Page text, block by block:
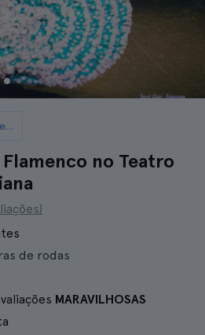
Os 10 melhores espetáculos de flamenco em Sevilha
no Teatro
de rodas
MARAVILHOSAS